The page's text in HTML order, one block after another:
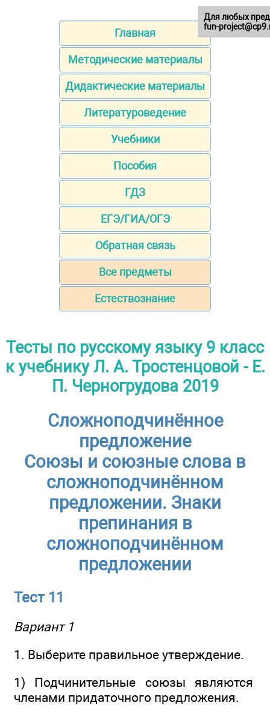
Главная
Методические материалы
Дидактические материалы
Литературоведение
Учебники
Пособия
ГДЗ
ЕГЭ/ГИА/ОГЭ
Обратная связь
Все предметы
Естествознание
Тесты по русскому языку 9 класс
к учебнику Л. А. Тростенцовой - Е.
П. Черногрудова 2019
Сложноподчинённое
предложение
Союзы и союзные слова в
сложноподчинённом
предложении. Знаки
препинания в
сложноподчинённом
предложении
Тест 11
Вариант 1
1. Выберите правильное утверждение.
1) Подчинительные союзы являются
членами придаточного предложения.
Для любых
fun-